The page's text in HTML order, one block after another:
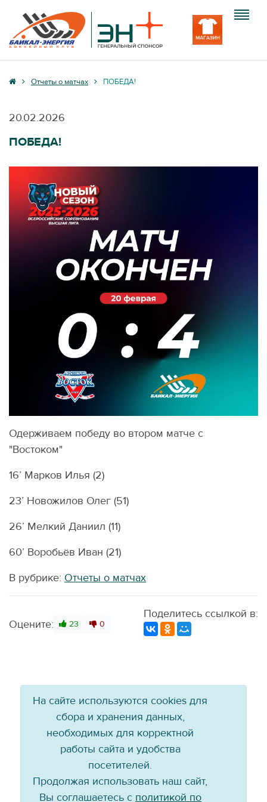
Клуб
Вход
Отчеты о матчах ПОБЕДА!
20.02.2026
ПОБЕДА!
Одерживаем победу во втором матче с
"Востоком"
16’ Марков Илья (2)
23’ Новожилов Олег (51)
26’ Мелкий Даниил (11)
60’ Воробьёв Иван (21)
В рубрике: Отчеты о матчах
Оцените: 23 0
Поделитесь ссылкой в:
На сайте используются cookies для
сбора и хранения данных,
необходимых для корректной
работы сайта и удобства
посетителей.
Продолжая использовать наш сайт,
Вы соглашаетесь с политикой по